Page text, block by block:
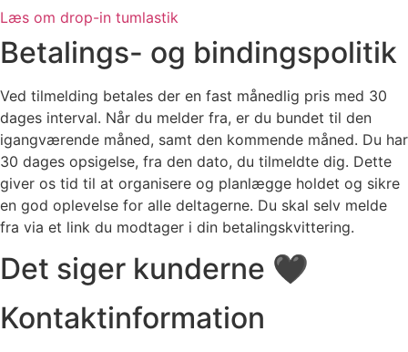
Læs om drop-in tumlastik
Betalings- og bindingspolitik
Ved tilmelding betales der en fast månedlig pris med 30
dages interval. Når du melder fra, er du bundet til den
igangværende måned, samt den kommende måned. Du har
30 dages opsigelse, fra den dato, du tilmeldte dig. Dette
giver os tid til at organisere og planlægge holdet og sikre
en god oplevelse for alle deltagerne. Du skal selv melde
fra via et link du modtager i din betalingskvittering.
Det siger kunderne 🖤
Kontaktinformation